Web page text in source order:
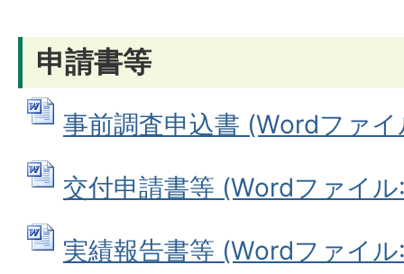
申請書等
事前調査申込書 (Wordファ
交付申請書等 (Wordファイ
実績報告書等 (Wordファイ